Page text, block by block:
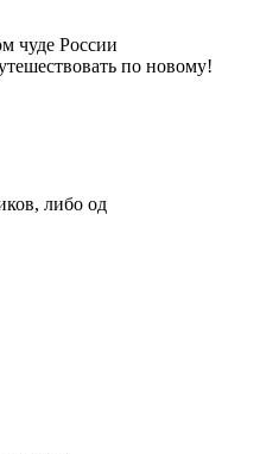
чуде России
по новому!
либо од